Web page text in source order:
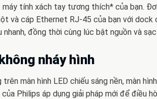
tính xách tay tương thích* của bạn.
và cáp Ethernet RJ-45 của bạn với dock
đồng thời cùng lúc bật nguồn và
nháy hình
màn hình LED chiếu sáng nền, màn
Philips áp dụng giải pháp mới để điều